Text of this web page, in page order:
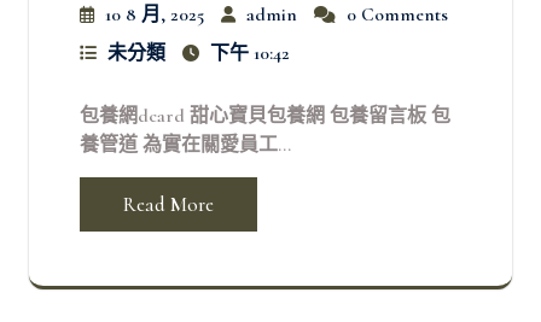
10 8 月, 2025 admin
0 Comments
未分類
下午 10:42
包養網dcard 甜心寶貝包養網 包養留言板 包
養管道 為實在關愛員工...
Read More